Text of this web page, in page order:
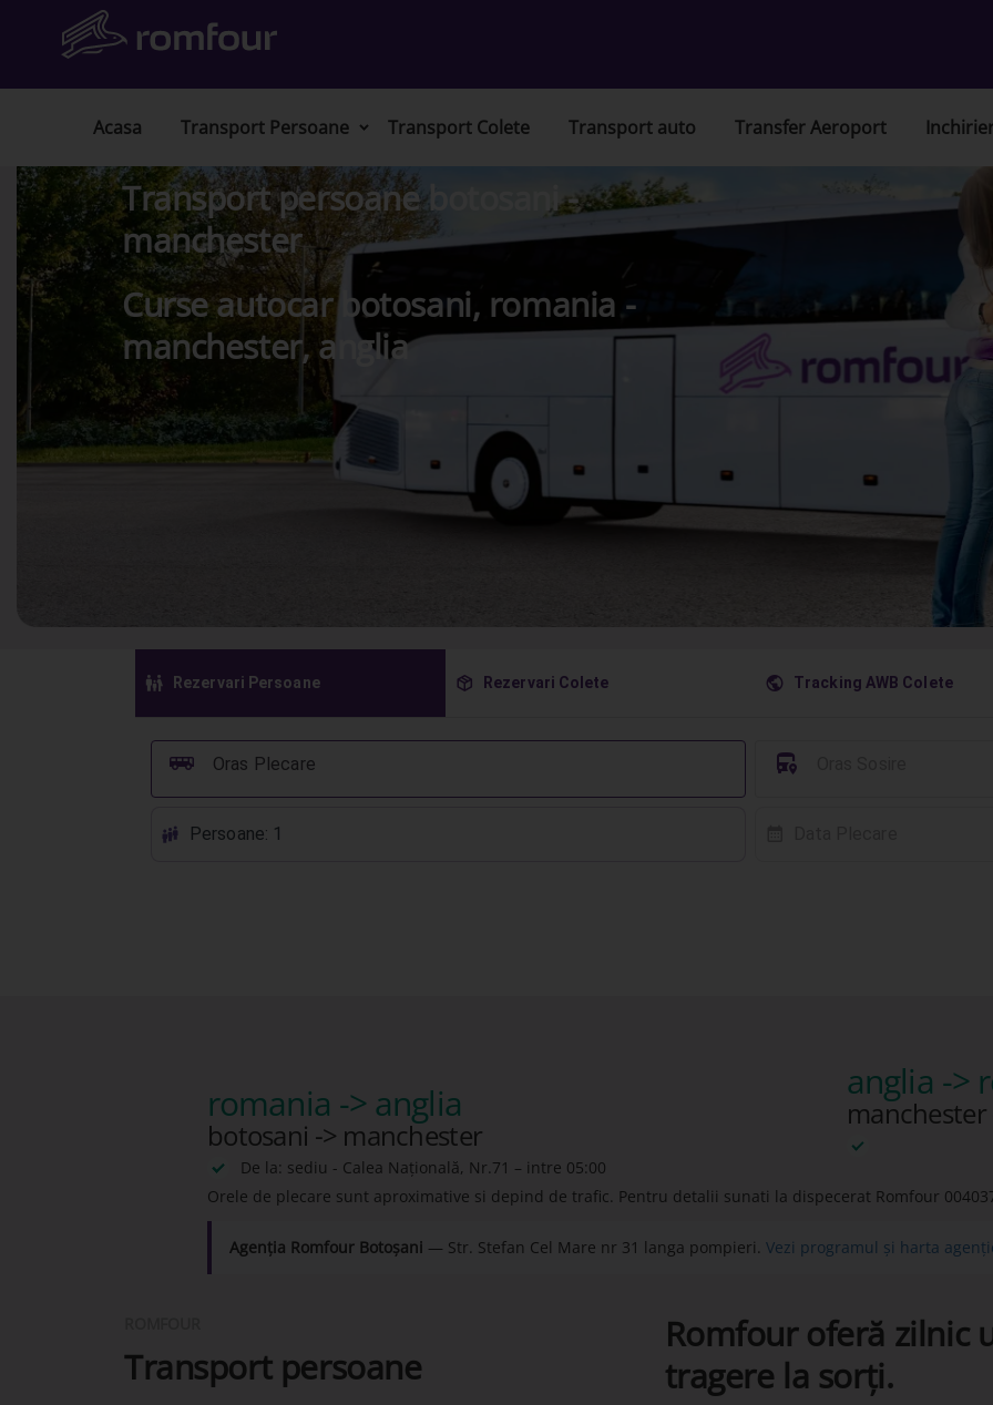
Acasa Transport Persoane Transport Colete Transport auto Transfer Aeroport
Transport persoane botosani -
manchester
Curse autocar botosani, romania -
manchester, anglia
󱠣 Rezervari Persoane 󰏗 Rezervari Colete 󰇧 Tracking AWB Colete
Oras Plecare
󰞠 󱈒
󱕱 Persoane: 1
romania -> anglia
botosani -> manchester
De la: sediu - Calea Națională, Nr.71 – intre 05:00
anglia ->
Orele de plecare sunt aproximative si depind de trafic. Pentru detalii sunati la dispecerat Romfour
Agenția Romfour Botoșani — Str. Stefan Cel Mare nr 31 langa pompieri. Vezi programul și harta
Transport persoane
Romfour oferă zilnic
tragere la sorți.